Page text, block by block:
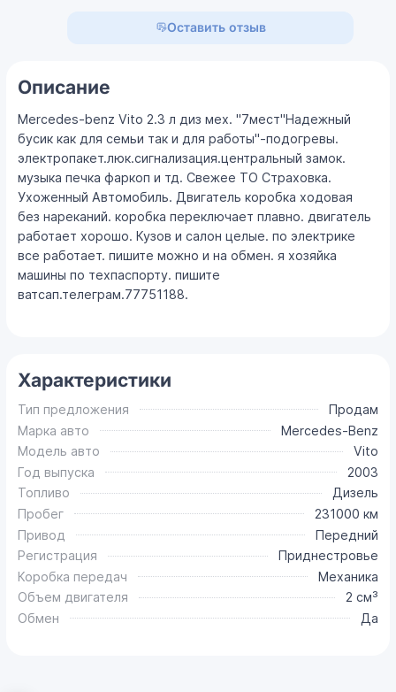
Оставить отзыв
Описание
Mercedes-benz Vito 2.3 л диз мех. "7мест"Надежный
бусик как для семьи так и для работы"-подогревы.
электропакет.люк.сигнализация.центральный замок.
музыка печка фаркоп и тд. Свежее ТО Страховка.
Ухоженный Автомобиль. Двигатель коробка ходовая
без нареканий. коробка переключает плавно. двигатель
работает хорошо. Кузов и салон целые. по электрике
все работает. пишите можно и на обмен. я хозяйка
машины по техпаспорту. пишите
ватсап.телеграм.77751188.
Характеристики
Тип предложения
Продам
Марка авто
Mercedes-Benz
Модель авто
Vito
Год выпуска
2003
Топливо
Дизель
Пробег
231000 км
Привод
Передний
Регистрация
Приднестровье
Коробка передач
Механика
Объем двигателя
2 см³
Обмен
Да